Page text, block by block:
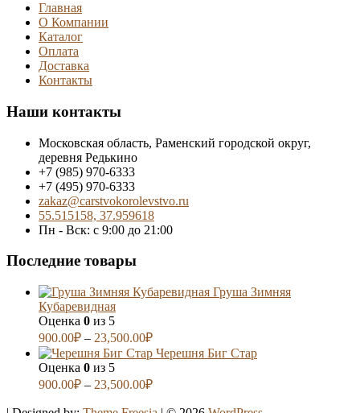
Главная
О Компании
Каталог
Оплата
Доставка
Контакты
Наши контакты
Московская область, Раменский городской округ,
деревня Редькино
+7 (985) 970-6333
+7 (495) 970-6333
zakaz@carstvokorolevstvo.ru
55.515158, 37.959618
Пн - Вск: с 9:00 до 21:00
Последние товары
Груша Зимняя
Кубаревидная
Оценка 0 из 5
900.00₽ – 23,500.00₽
Черешня Биг Стар
Оценка 0 из 5
900.00₽ – 23,500.00₽